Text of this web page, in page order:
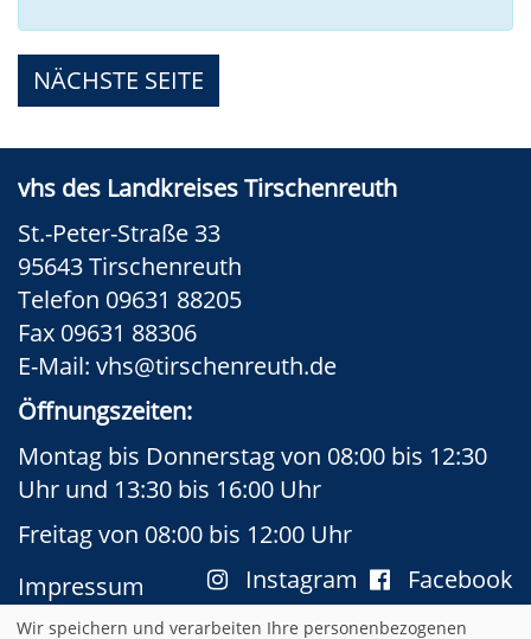
NÄCHSTE SEITE
vhs des Landkreises Tirschenreuth
St.-Peter-Straße 33
95643 Tirschenreuth
Telefon 09631 88205
Fax 09631 88306
E-Mail: vhs@tirschenreuth.de
Öffnungszeiten:
Montag bis Donnerstag von 08:00 bis 12:30
Uhr und 13:30 bis 16:00 Uhr
Freitag von 08:00 bis 12:00 Uhr
Facebook
Instagram
Impressum
AGB
Datenschutzerklärung
Wir speichern und verarbeiten Ihre personenbezogenen